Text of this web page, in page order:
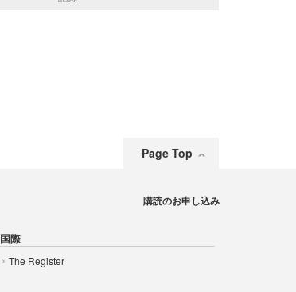
Page Top
国際
The Register
購読のお申し込み